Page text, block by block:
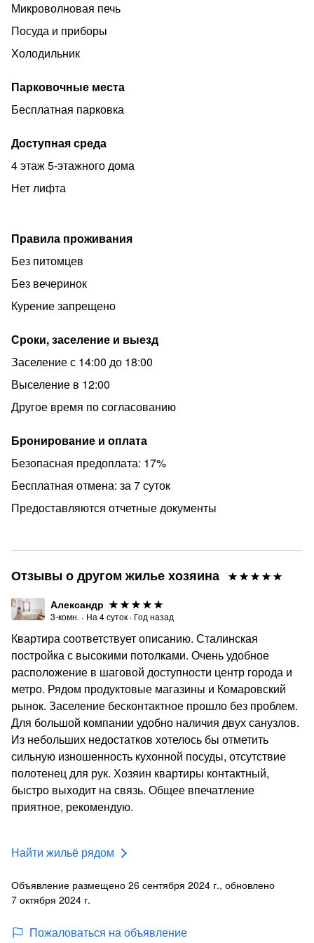
Микроволновая печь
Посуда и приборы
Холодильник
Парковочные места
Бесплатная парковка
Доступная среда
4 этаж 5-этажного дома
Нет лифта
Правила проживания
Без питомцев
Без вечеринок
Курение запрещено
Сроки, заселение и выезд
Заселение с 14:00 до 18:00
Выселение в 12:00
Другое время по согласованию
Бронирование и оплата
Безопасная предоплата: 17%
Бесплатная отмена: за 7 суток
Предоставляются отчетные документы
Отзывы о другом жилье хозяина
Александр
3-комн. · На 4суток · Год назад
Квартира соответствует описанию. Сталинская
постройка с высокими потолками. Очень удобное
расположение в шаговой доступности центр города и
метро. Рядом продуктовые магазины и Комаровский
рынок. Заселение бесконтактное прошло без проблем.
Для большой компании удобно наличия двух санузлов.
Из небольших недостатков хотелось бы отметить
сильную изношенность кухонной посуды, отсутствие
полотенец для рук. Хозяин квартиры контактный,
быстро выходит на связь. Общее впечатление
приятное, рекомендую.
Найти жильё рядом
Объявление размещено 26 сентября 2024 г., обновлено
7 октября 2024 г.
Пожаловаться на объявление